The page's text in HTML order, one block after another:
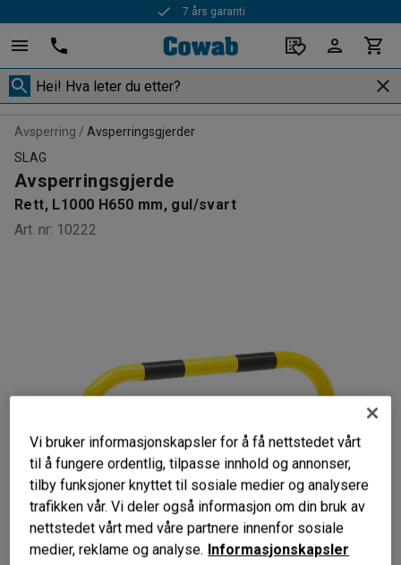
7 års garanti
Avsperring
Avsperringsgjerder
SLAG
Avsperringsgjerde
Rett, L1000 H650 mm, gul/svart
Art. nr: 10222
Vi bruker informasjonskapsler for å få nettstedet vårt
til å fungere ordentlig, tilpasse innhold og annonser,
tilby funksjoner knyttet til sosiale medier og analysere
trafikken vår. Vi deler også informasjon om din bruk av
nettstedet vårt med våre partnere innenfor sosiale
medier, reklame og analyse. Informasjonskapsler